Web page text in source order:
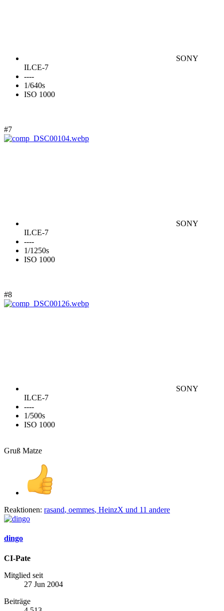
SONY
ILCE-7
----
1/640s
ISO 1000
#7
SONY
ILCE-7
----
1/1250s
ISO 1000
#8
SONY
ILCE-7
----
1/500s
ISO 1000
Gruß Matze
Reaktionen: rasand, oemmes, HeinzX und 11 andere
dingo
CI-Pate
Mitglied seit
27 Jun 2004
Beiträge